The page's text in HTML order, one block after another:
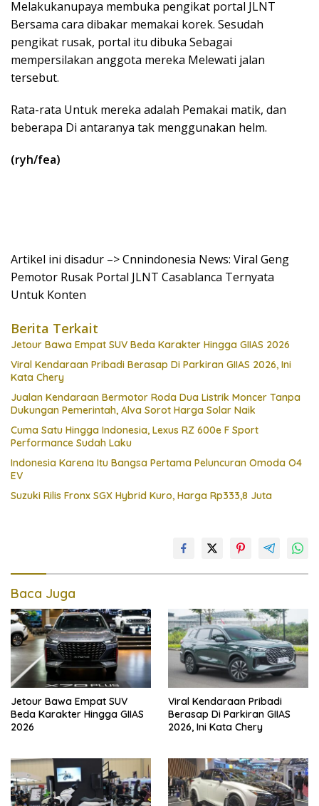
Melakukanupaya membuka pengikat portal JLNT
Bersama cara dibakar memakai korek. Sesudah
pengikat rusak, portal itu dibuka Sebagai
mempersilakan anggota mereka Melewati jalan
tersebut.
Rata-rata Untuk mereka adalah Pemakai matik, dan
beberapa Di antaranya tak menggunakan helm.
(ryh/fea)
Artikel ini disadur –> Cnnindonesia News: Viral Geng
Pemotor Rusak Portal JLNT Casablanca Ternyata
Untuk Konten
Berita Terkait
Jetour Bawa Empat SUV Beda Karakter Hingga GIIAS 2026
Viral Kendaraan Pribadi Berasap Di Parkiran GIIAS 2026, Ini
Kata Chery
Jualan Kendaraan Bermotor Roda Dua Listrik Moncer Tanpa
Dukungan Pemerintah, Alva Sorot Harga Solar Naik
Cuma Satu Hingga Indonesia, Lexus RZ 600e F Sport
Performance Sudah Laku
Indonesia Karena Itu Bangsa Pertama Peluncuran Omoda O4
EV
Suzuki Rilis Fronx SGX Hybrid Kuro, Harga Rp333,8 Juta
Baca Juga
Jetour Bawa Empat SUV
Beda Karakter Hingga GIIAS
2026
Viral Kendaraan Pribadi
Berasap Di Parkiran GIIAS
2026, Ini Kata Chery